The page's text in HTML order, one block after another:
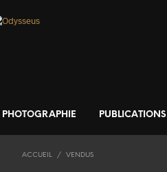
PHOTOGRAPHIE PUBLICATIONS
ACCUEIL / VENDUS